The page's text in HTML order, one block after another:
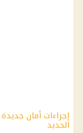
إجراءات أمان
الحديد